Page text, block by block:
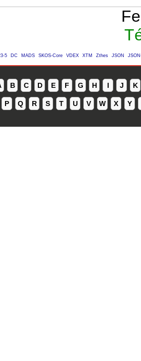
5 DC MADS SKOS-Core VDEX XTM Zthes JSON
B C D E F G H I J K
P Q R S T U V W X Y